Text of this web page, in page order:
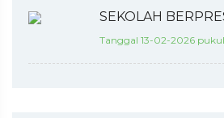
SEKOLAH
Tanggal 13-02-2026